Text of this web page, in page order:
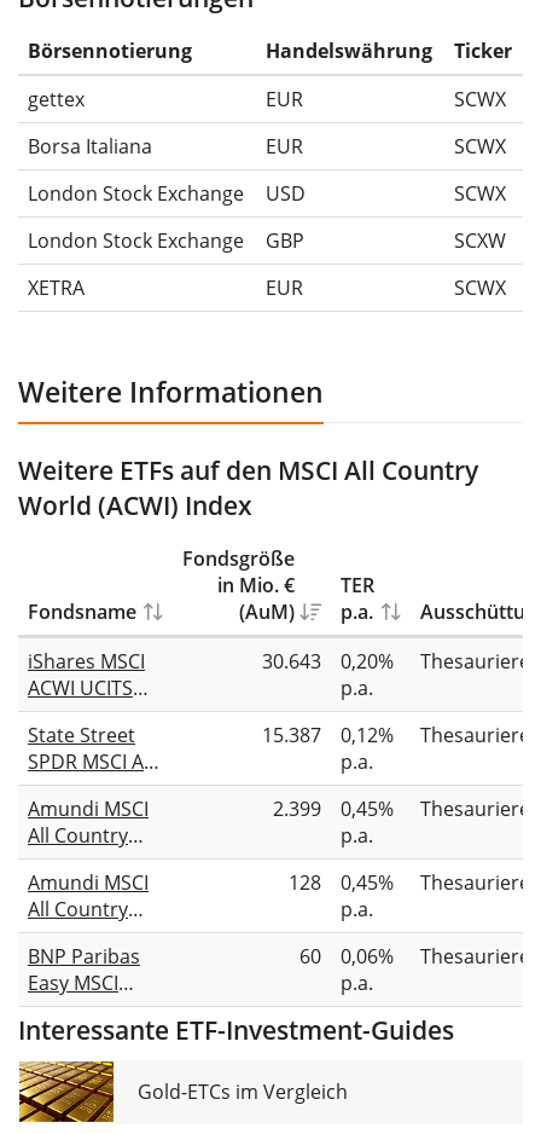
Die Wertentwicklungsangaben für ETFs beinhalten
Ausschüttungen (falls vorhanden).
Börsennotierung Handelswährung
Ticker
gettex
EUR
SCWX
Borsa Italiana
EUR
SCWX
London Stock Exchange
USD
SCWX
London Stock Exchange
GBP
SCXW
XETRA
EUR SCWX
Weitere Informationen
Weitere ETFs auf den MSCI All Country
World (ACWI) Index
Fondsname
Fondsgröße
in Mio. €
(AuM)
TER
p.a.
iShares MSCI
ACWI UCITS
ETF USD (Acc)
30.643
0,20%
p.a.
State Street
SPDR MSCI All
Country World
UCITS ETF USD
Unhedged
(Acc)
15.387
0,12%
p.a.
Amundi MSCI
All Country
World UCITS
ETF EUR Acc
2.399
0,45%
p.a.
Amundi MSCI
All Country
World UCITS
ETF USD Acc
128
0,45%
p.a.
BNP Paribas
Easy MSCI
ACWI UCITS
ETF (Acc)
60
0,06%
p.a.
Interessante ETF-Investment-Guides
Gold-ETCs im Vergleich